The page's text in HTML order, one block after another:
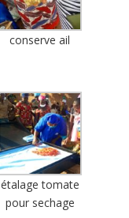
conserve ail
étalage tomate
pour sechage